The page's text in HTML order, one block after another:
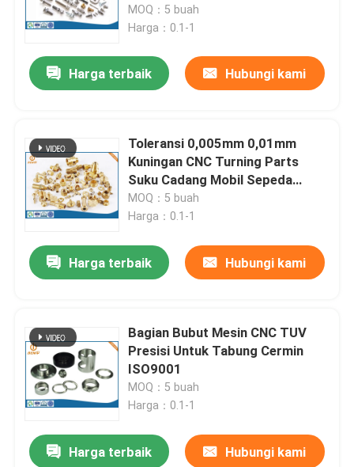
MOQ：5 buah
Harga：0.1-1
Harga terbaik Hubungi kami
Toleransi 0,005mm 0,01mm
Kuningan CNC Turning Parts
Suku Cadang Mobil Sepeda
Motor
MOQ：5 buah
Harga：0.1-1
Harga terbaik Hubungi kami
Bagian Bubut Mesin CNC TUV
Presisi Untuk Tabung Cermin
ISO9001
MOQ：5 buah
Harga：0.1-1
Harga terbaik Hubungi kami